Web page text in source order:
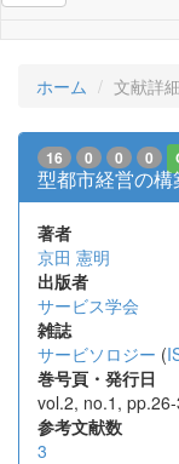
ホーム 文献詳細
16 0 0 0
型都市経営の構
著者
京田 憲明
出版者
サービス学会
雑誌
サービソロジー (
巻号頁・発行日
vol.2, no.1,
参考文献数
3